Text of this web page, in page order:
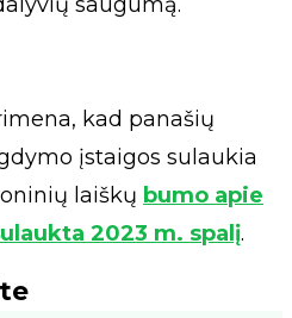
kad panašių
įstaigos sulaukia
laiškų bumo apie
2023 m. spalį.